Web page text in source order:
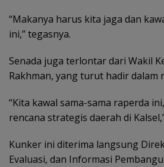
“Makanya harus kita jaga dan
ini,” tegasnya.
Senada juga terlontar dari Wakil
Rakhman, yang turut hadir dalam
“Kita kawal sama-sama raperda
rencana strategis daerah di
Kunker ini diterima langsung
Evaluasi, dan Informasi